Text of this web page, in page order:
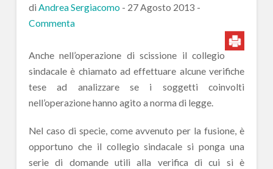
di Andrea Sergiacomo - 27 Agosto 2013 -
Commenta
Anche nell’operazione di scissione il collegio
sindacale è chiamato ad effettuare alcune verifiche
tese ad analizzare se i soggetti coinvolti
nell’operazione hanno agito a norma di legge.
Nel caso di specie, come avvenuto per la fusione, è
opportuno che il collegio sindacale si ponga una
serie di domande utili alla verifica di cui si è